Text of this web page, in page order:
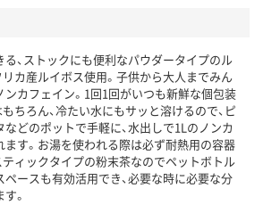
ントです。下記商品詳細「
詳細／加点項目
」で確認できます。
、ストックにも便利なパウダータイプのル
カ産ルイボス使用。子供から大人までみん
カフェイン。1回1回がいつも新鮮な個包装
ちろん、冷たい水にもサッと溶けるので、ピ
どのポットで手軽に、水出しで1Lのノンカ
す。お湯を使われる際は必ず耐熱用の容器
ィックタイプの粉末茶なのでペットボトル
ースも有効活用でき、必要な時に必要な分
。